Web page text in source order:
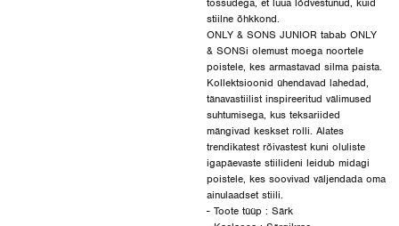
stiilne õhkkond.
ONLY & SONS JUNIOR tabab ONLY
& SONSi olemust moega noortele
poistele, kes armastavad silma paista.
Kollektsioonid ühendavad lahedad,
tänavastiilist inspireeritud välimused
suhtumisega, kus teksariided
mängivad keskset rolli. Alates
trendikatest rõivastest kuni oluliste
igapäevaste stiilideni leidub midagi
poistele, kes soovivad väljendada oma
ainulaadset stiili.
- Toote tüüp : Särk